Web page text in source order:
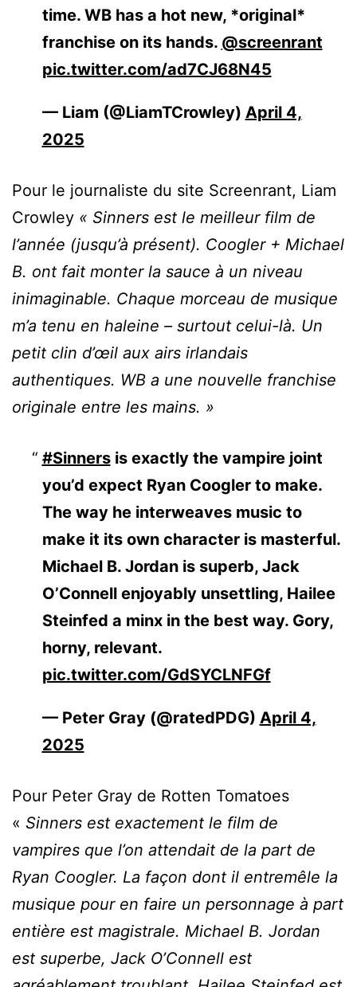
time. WB has a hot new, *original*
franchise on its hands. @screenrant
pic.twitter.com/ad7CJ68N45
— Liam (@LiamTCrowley) April 4,
2025
Pour le journaliste du site Screenrant, Liam
Crowley « Sinners est le meilleur film de
l’année (jusqu’à présent). Coogler + Michael
B. ont fait monter la sauce à un niveau
inimaginable. Chaque morceau de musique
m’a tenu en haleine – surtout celui-là. Un
petit clin d’œil aux airs irlandais
authentiques. WB a une nouvelle franchise
originale entre les mains. »
#Sinnersis exactly the vampire joint
you’d expect Ryan Coogler to make.
The way he interweaves music to
make it its own character is masterful.
Michael B. Jordan is superb, Jack
O’Connell enjoyably unsettling, Hailee
Steinfed a minx in the best way. Gory,
horny, relevant.
pic.twitter.com/GdSYCLNFGf
— Peter Gray (@ratedPDG) April 4,
2025
Pour Peter Gray de Rotten Tomatoes
« Sinners est exactement le film de
vampires que l’on attendait de la part de
Ryan Coogler. La façon dont il entremêle la
musique pour en faire un personnage à part
entière est magistrale. Michael B. Jordan
est superbe, Jack O’Connell est